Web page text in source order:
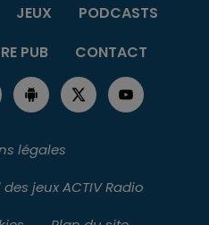
JEUX
PODCASTS
PUB CONTACT
légales
jeux ACTIV Radio